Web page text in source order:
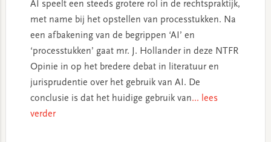
AI speelt een steeds grotere rol in de rechtspraktijk,
met name bij het opstellen van processtukken. Na
een afbakening van de begrippen ‘AI’ en
‘processtukken’ gaat mr. J. Hollander in deze NTFR
Opinie in op het bredere debat in literatuur en
jurisprudentie over het gebruik van AI. De
conclusie is dat het huidige gebruik van... lees
verder